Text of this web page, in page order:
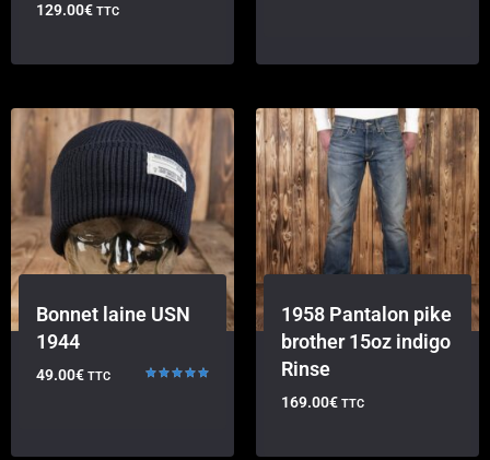
129.00€ TTC
Bonnet laine USN
1944
49.00€ TTC
1958 Pantalon pike
brother 15oz indigo
Rinse
169.00€ TTC